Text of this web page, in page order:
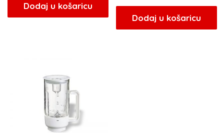
Dodaj u košaricu
Dodaj u košaricu